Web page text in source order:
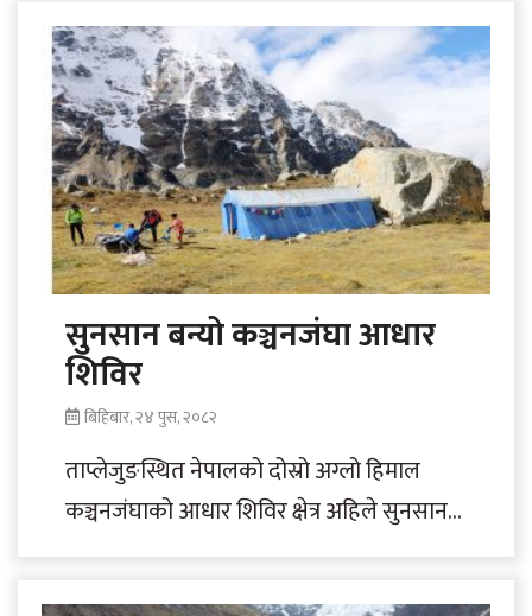
सुनसान बन्यो कञ्चनजंघा आधार
शिविर
बिहिबार, २४ पुस, २०८२
ताप्लेजुङस्थित नेपालको दोस्रो अग्लो हिमाल
कञ्चनजंघाको आधार शिविर क्षेत्र अहिले सुनसान